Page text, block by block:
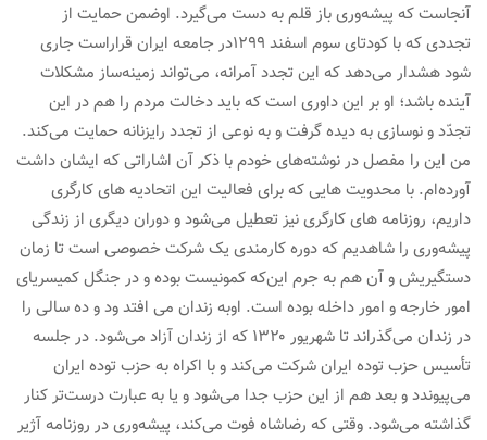
آنجاست که پیشه‌وری باز قلم به دست می‌گیرد. اوضمن حمایت از
تجددی که با کودتای سوم اسفند ۱۲۹۹در جامعه ایران قراراست جاری
شود هشدار می‌دهد که این تجدد آمرانه، می‌تواند زمینه‌ساز مشکلات
آینده باشد؛ او بر این داوری است که باید دخالت مردم را هم در این
تجدّد و نوسازی به دیده گرفت و به نوعی از تجدد رایزنانه حمایت می‌کند.
من این را مفصل در نوشته‌های خودم با ذکر آن اشاراتی که ایشان داشت
آورده‌ام. با محدویت هایی که برای فعالیت این اتحادیه های کارگری
داریم، روزنامه های کارگری نیز تعطیل می‌شود و دوران دیگری از زندگی
پیشه‌وری را شاهدیم که دوره کارمندی یک شرکت خصوصی است تا زمان
دستگیریش و آن هم به جرم این‌که کمونیست بوده و در جنگل کمیسریای
امور خارجه و امور داخله بوده است. اوبه زندان می افتد ود و ده سالی را
در زندان می‌گذراند تا شهریور ۱۳۲۰ که از زندان آزاد می‌شود. در جلسه
تأسیس حزب توده ایران شرکت می‌کند و با اکراه به حزب توده ایران
می‌پیوندد و بعد هم از این حزب جدا می‌شود و یا به عبارت درست‌تر کنار
گذاشته می‌شود. وقتی که رضاشاه فوت می‌کند، پیشه‌وری در روزنامه آژیر